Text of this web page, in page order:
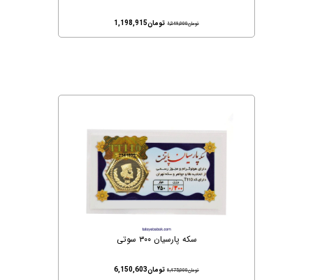
تومان1,249,000 تومان1,198,915
سکه پارسیان ۳۰۰ سوتی
تومان6,475,000 تومان6,150,603